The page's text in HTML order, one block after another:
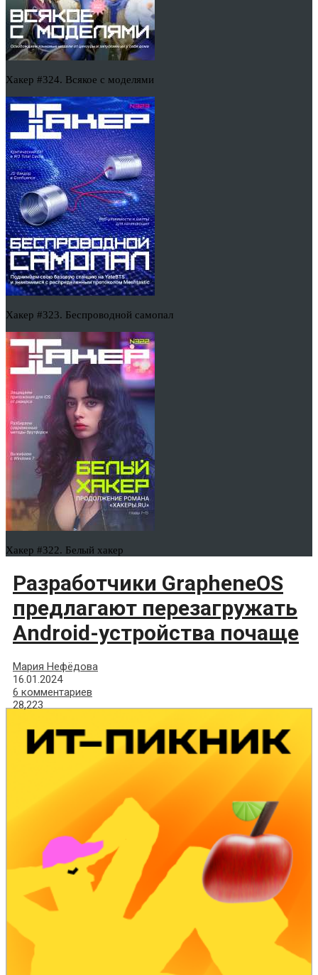
Хакер #324. Всякое с моделями
Хакер #323. Беспроводной самопал
Хакер #322. Белый хакер
Разработчики GrapheneOS
предлагают перезагружать
Android-устройства почаще
Мария Нефёдова
16.01.2024
6 комментариев
28,223